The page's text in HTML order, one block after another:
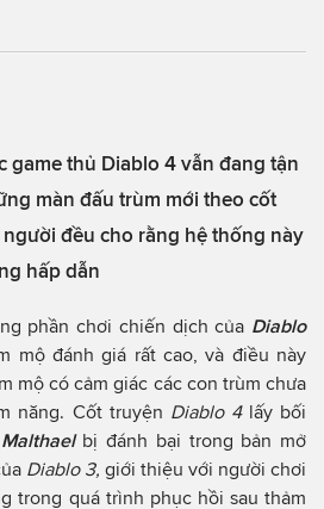
game thủ Diablo 4 vẫn đang tận
màn đấu trùm mới theo cốt
đều cho rằng hệ thống này
hấp dẫn
phần chơi chiến dịch của Diablo
mộ đánh giá rất cao, và điều này
mộ có cảm giác các con trùm chưa
năng. Cốt truyện Diablo 4 lấy bối
Malthaelbị đánh bại trong bản mở
Diablo 3, giới thiệu với người chơi
trong quá trình phục hồi sau thảm